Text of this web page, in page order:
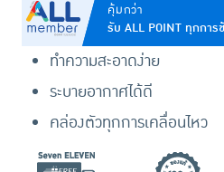
คุ้มกว่า
รับ ALL POINT ทุกการ
ทำความสะอาดง่าย
ระบายอากาศได้ดี
คล่องตัวทุกการเคลื่อนไหว